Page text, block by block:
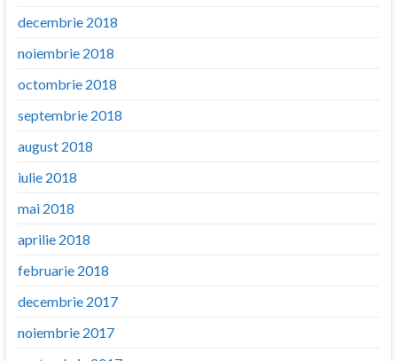
decembrie 2018
noiembrie 2018
octombrie 2018
septembrie 2018
august 2018
iulie 2018
mai 2018
aprilie 2018
februarie 2018
decembrie 2017
noiembrie 2017